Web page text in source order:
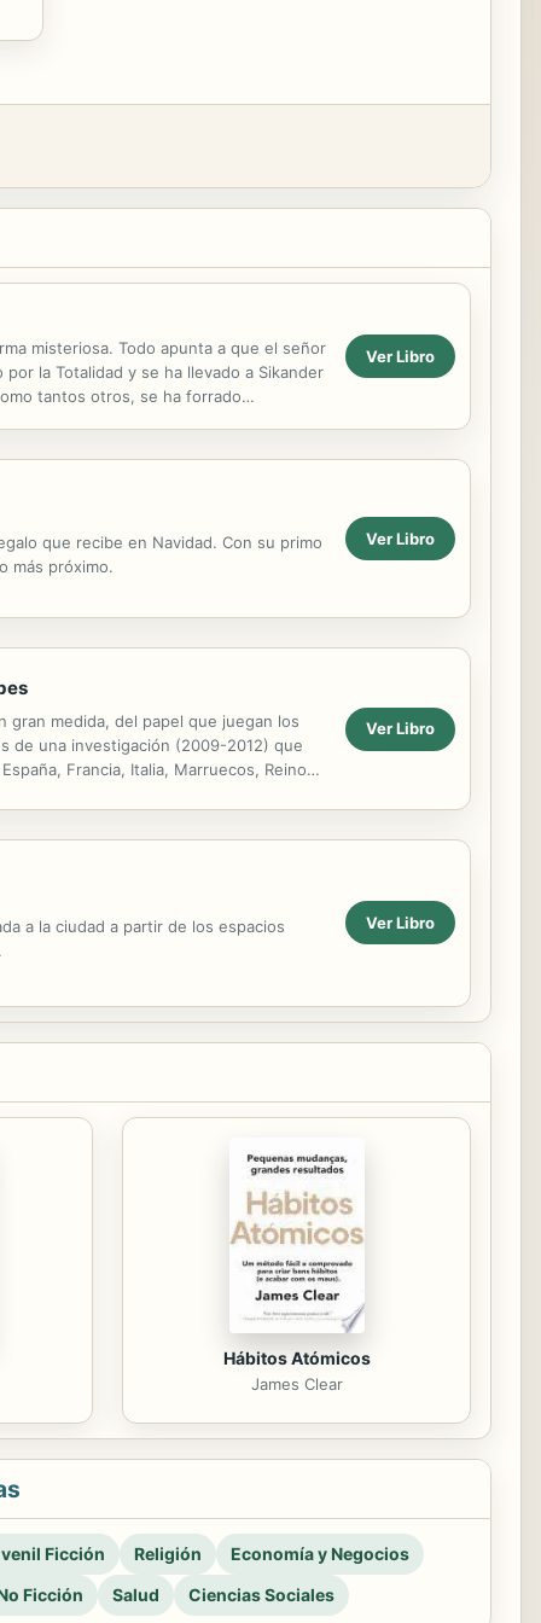
misteriosa. Todo apunta a que el señor
la Totalidad y se ha llevado a Sikander
tantos otros, se ha forrado
Ver Libro
que recibe en Navidad. Con su primo
más próximo.
Ver Libro
medida, del papel que juegan los
de una investigación (2009-2012) que
Francia, Italia, Marruecos, Reino
Ver Libro
a la ciudad a partir de los espacios
Ver Libro
Hábitos Atómicos
James Clear
Ficción Religión
Economía y Negocios
Ficción
Salud Ciencias Sociales